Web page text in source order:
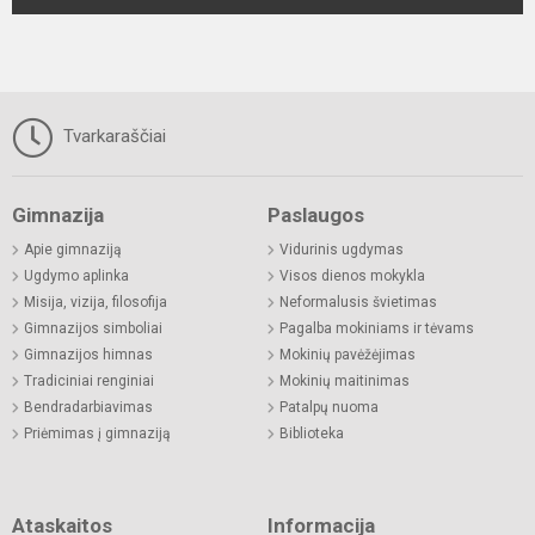
Tvarkaraščiai
Gimnazija
Apie gimnaziją
Ugdymo aplinka
Misija, vizija, filosofija
Gimnazijos simboliai
Gimnazijos himnas
Tradiciniai renginiai
Bendradarbiavimas
Priėmimas į gimnaziją
Paslaugos
Vidurinis ugdymas
Visos dienos mokykla
Neformalusis švietimas
Pagalba mokiniams ir tėvams
Mokinių pavėžėjimas
Mokinių maitinimas
Patalpų nuoma
Biblioteka
Ataskaitos Informacija